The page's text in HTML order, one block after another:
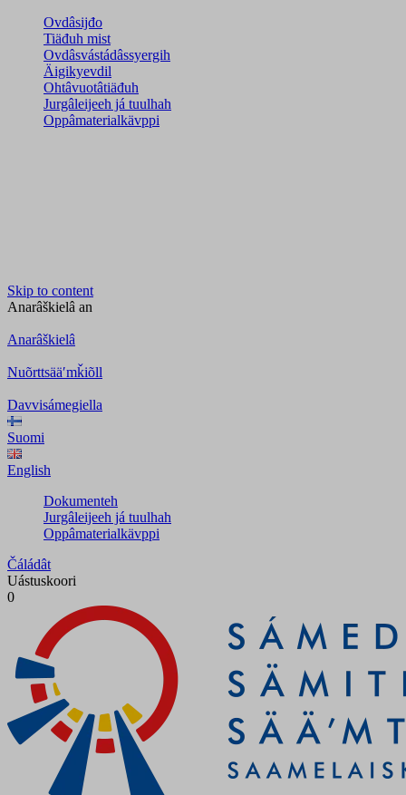
Ovdâsijđo
Tiäđuh mist
Ovdâsvástádâssyergih
Äigikyevdil
Ohtâvuotâtiäđuh
Jurgâleijeeh já tuulhah
Oppâmaterialkävppi
Skip to content
Anarâškielâ an
Anarâškielâ
Nuõrttsääʹmǩiõll
Davvisámegiella
Suomi
English
Dokumenteh
Jurgâleijeeh já tuulhah
Oppâmaterialkävppi
Čáládât
Uástuskoori
0